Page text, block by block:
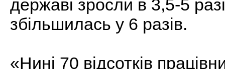
державі зросли в 3,5-5
збільшилась у 6 разів.
«Нині 70 відсотків